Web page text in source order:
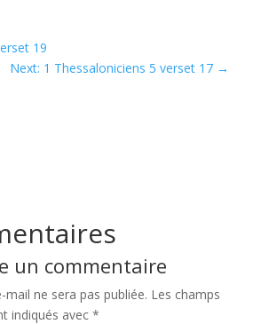
19
Next: 1 Thessaloniciens 5 verset 17 →
un commentaire
mail ne sera pas publiée. Les champs
indiqués avec *